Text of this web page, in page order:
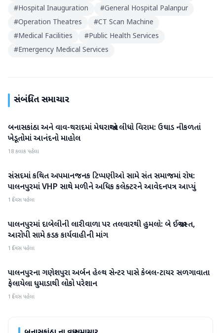
#Hospital Inauguration #General Hospital Palanpur
#Operation Theatres #CT Scan Machine
#Medical Facilities #Public Health Services
#Emergency Medical Services
સંબંધિત સમાચાર
બનાસકાંઠા
બનાસકાંઠા અને વાવ-થરાદમાં મેઘરાજાએ લીધો વિરામ: ઉઘાડ નીકળતાં
ખેડૂતોમાં આનંદનો માહોલ
18 કલાક પહેલા
બનાસકાંઠા
સંસદમાં કથિત અપમાનજનક ટિપ્પણીઓ સામે સંત સમાજમાં રોષ:
પાલનપુરમાં VHP સાથે મળીને અધિક કલેક્ટરને આવેદનપત્ર આપ્યું
1 દિવસ પહેલા
બનાસકાંઠા
પાલનપુરમાં દાબેલીની લારીવાળા પર તલવારથી હુમલો: બે ઈજાગ્રસ્ત,
આરોપી સામે કડક કાર્યવાહીની માંગ
1 દિવસ પહેલા
બનાસકાંઠા
પાલનપુરના ગણેશપુરા અર્બન હેલ્થ સેન્ટર પાસે કેબલ-ટાયર સળગાવાતા
ફેલાયેલા ધુમાડાથી લોકો પરેશાન
1 દિવસ પહેલા